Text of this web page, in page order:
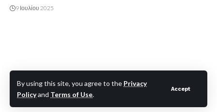
By using this site, you agree to the Privacy
Policyand Terms of Use.
Accept
9 Ιουλίου 2025